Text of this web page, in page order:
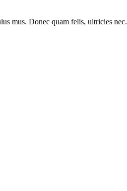
mus. Donec quam felis, ultricies nec.